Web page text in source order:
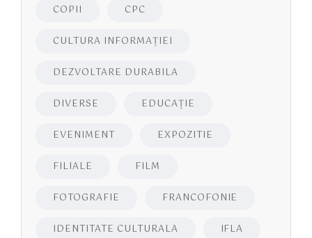
COPII CPC
CULTURA INFORMAŢIEI
DEZVOLTARE DURABILA
DIVERSE EDUCAŢIE
EVENIMENT EXPOZITIE
FILIALE FILM
FOTOGRAFIE FRANCOFONIE
IDENTITATE CULTURALA IFLA